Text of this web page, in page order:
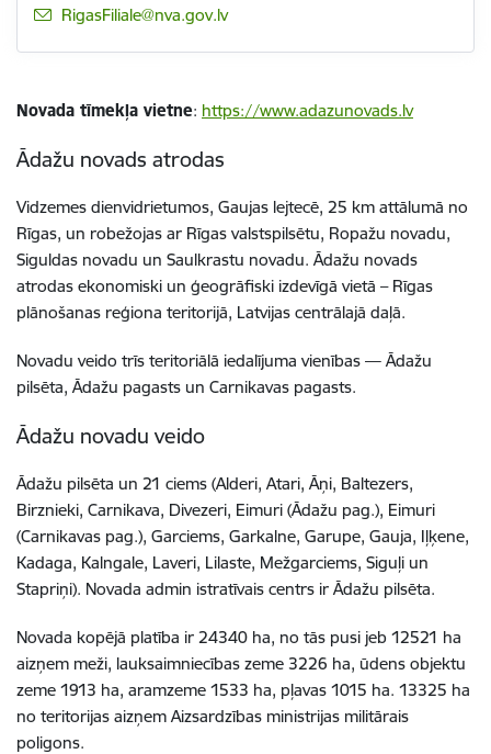
E-pasts:
RigasFiliale@nva.gov.lv
Novada tīmekļa vietne: https://www.adazunovads.lv
Ādažu novads atrodas
Vidzemes dienvidrietumos, Gaujas lejtecē, 25 km attālumā no
Rīgas, un robežojas ar Rīgas valstspilsētu, Ropažu novadu,
Siguldas novadu un Saulkrastu novadu. Ādažu novads
atrodas ekonomiski un ģeogrāfiski izdevīgā vietā – Rīgas
plānošanas reģiona teritorijā, Latvijas centrālajā daļā.
Novadu veido trīs teritoriālā iedalījuma vienības — Ādažu
pilsēta, Ādažu pagasts un Carnikavas pagasts.
Ādažu novadu veido
Ādažu pilsēta un 21 ciems (Alderi, Atari, Āņi, Baltezers,
Birznieki, Carnikava, Divezeri, Eimuri (Ādažu pag.), Eimuri
(Carnikavas pag.), Garciems, Garkalne, Garupe, Gauja, Iļķene,
Kadaga, Kalngale, Laveri, Lilaste, Mežgarciems, Siguļi un
Stapriņi). Novada admin istratīvais centrs ir Ādažu pilsēta.
Novada kopējā platība ir 24340 ha, no tās pusi jeb 12521 ha
aizņem meži, lauksaimniecības zeme 3226 ha, ūdens objektu
zeme 1913 ha, aramzeme 1533 ha, pļavas 1015 ha. 13325 ha
no teritorijas aizņem Aizsardzības ministrijas militārais
poligons.